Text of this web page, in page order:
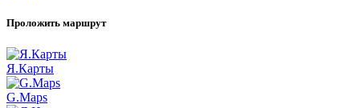
Проложить маршрут
Я.Карты
G.Maps